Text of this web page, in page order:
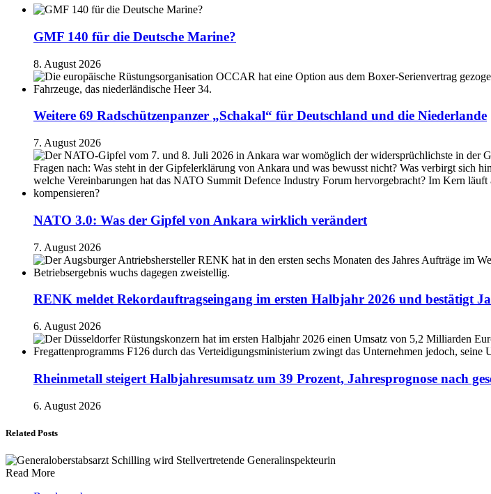
GMF 140 für die Deutsche Marine?
8. August 2026
Weitere 69 Radschützenpanzer „Schakal“ für Deutschland und die Niederlande
7. August 2026
NATO 3.0: Was der Gipfel von Ankara wirklich verändert
7. August 2026
RENK meldet Rekordauftragseingang im ersten Halbjahr 2026 und bestätigt
6. August 2026
Rheinmetall steigert Halbjahresumsatz um 39 Prozent, Jahresprognose nach
6. August 2026
Related Posts
Read More